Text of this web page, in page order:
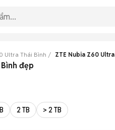
Ultra Thái Bình ZTE Nubia Z60
đẹp
2 TB > 2 TB